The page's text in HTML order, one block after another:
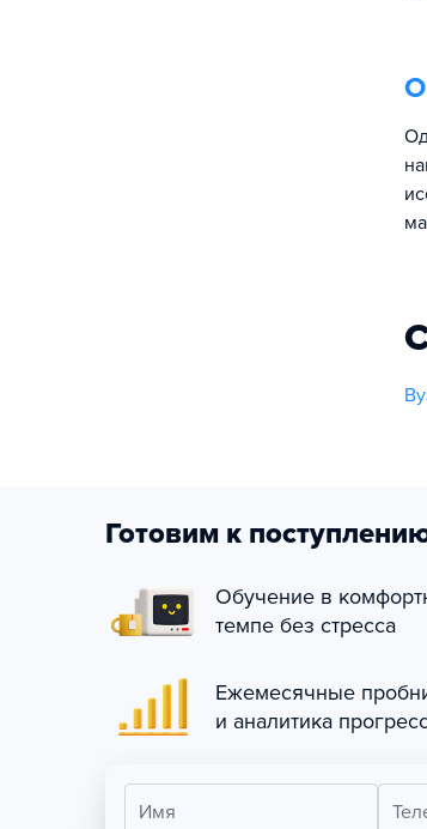
О
Готовим к
Обучение в
темпе без стресса
Ежемесячные
и аналитика
Имя